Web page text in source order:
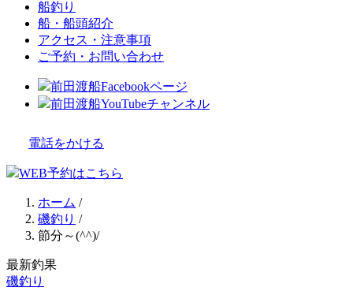
船釣り
船・船頭紹介
アクセス・注意事項
ご予約・お問い合わせ
前田渡船Facebookページ
前田渡船YouTubeチャンネル
電話をかける
WEB予約はこちら
ホーム /
磯釣り /
節分～(^^)/
最新釣果
磯釣り